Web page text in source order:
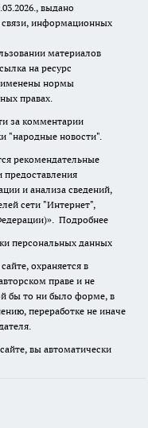
выдано
информационных
материалов
на ресурс
нормы
правах.
за комментарии
"народные новости".
рекомендательные
и анализа сведений,
сети "Интернет",
Подробнее
персональных данных
охраняется в
праве и не
бы то ни было форме, в
переработке не иначе
вы автоматически